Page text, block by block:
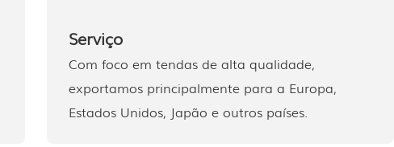
Serviço
Com foco em tendas de alta qualidade,
exportamos principalmente para a Europa,
Estados Unidos, Japão e outros países.